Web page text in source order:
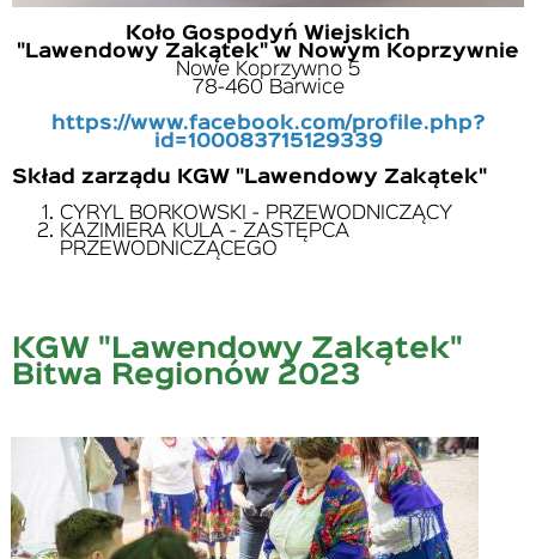
Koło Gospodyń Wiejskich
"Lawendowy Zakątek" w Nowym Koprzywnie
Nowe Koprzywno 5
78-460 Barwice
https://www.facebook.com/profile.php?
id=100083715129339
Skład zarządu KGW "Lawendowy Zakątek"
CYRYL BORKOWSKI - PRZEWODNICZĄCY
KAZIMIERA KULA - ZASTĘPCA
PRZEWODNICZĄCEGO
KGW "Lawendowy Zakątek"
Bitwa Regionów 2023